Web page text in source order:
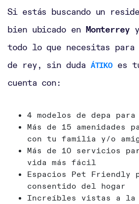
Si estás buscando un
bien ubicado en Monterrey
todo lo que necesitas para
de rey, sin duda ÁTIKOes
cuenta con:
4 modelos de depa
Más de 15 amenidades
con tu familia y/o
Más de 10 servicios
vida más fácil
Espacios Pet Friendly
consentido del hogar
Increíbles vistas a la